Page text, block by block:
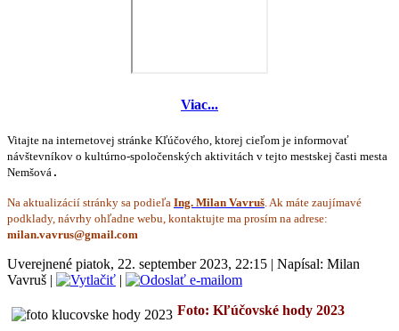
Viac...
Vitajte na internetovej stránke Kľúčového, ktorej cieľom je informovať
návštevníkov o kultúrno-spoločenských aktivitách v tejto mestskej časti mesta
Nemšová .
Na aktualizácií stránky sa podieľa Ing. Milan Vavruš . Ak máte zaujímavé
podklady, návrhy ohľadne webu, kontaktujte ma prosím na adrese:
Uverejnené piatok, 22. september 2023, 22:15 | Napísal: Milan
Vavruš |
|
Foto: Kľúčovské hody 2023